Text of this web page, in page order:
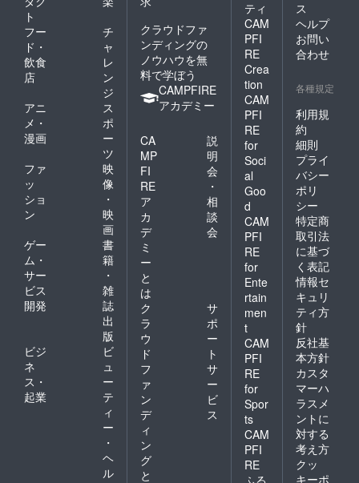
ト
フー
ド・
飲食
店
チ
ャ
レ
ン
ジ
アニ
メ・
漫画
ス
ポ
ー
ツ
ファ
ッ
ショ
ン
映
像
・
映
画
ゲー
ム・
サー
ビス
開発
書
籍
・
雑
誌
出
版
ビジ
ネ
ス・
起業
ビ
ュ
ー
テ
ィ
ー
・
ヘ
ル
クラウドファ
ンディングの
ノウハウを無
料で学ぼう
CAMPFIRE
アカデミー
CA
MP
FI
RE
ア
カ
デ
ミ
ー
と
は
説
明
会
・
相
談
会
ク
ラ
ウ
ド
フ
ァ
ン
デ
ィ
ン
グ
と
サ
ポ
ー
ト
サ
ー
ビ
ス
ティ
CAM
PFI
RE
Crea
tion
CAM
PFI
RE
for
Soci
al
Goo
d
CAM
PFI
RE
for
Ente
rtain
men
t
CAM
PFI
RE
for
Spor
ts
CAM
PFI
RE
ス
ヘルプ
お問い
合わせ
各種規定
利用規
約
細則
プライ
バシー
ポリ
シー
特定商
取引法
に基づ
く表記
情報セ
キュリ
ティ方
針
反社基
本方針
カスタ
マーハ
ラスメ
ントに
対する
考え方
クッ
キーポ